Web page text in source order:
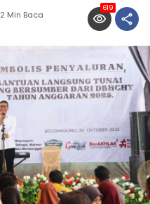
2 Min Baca
619